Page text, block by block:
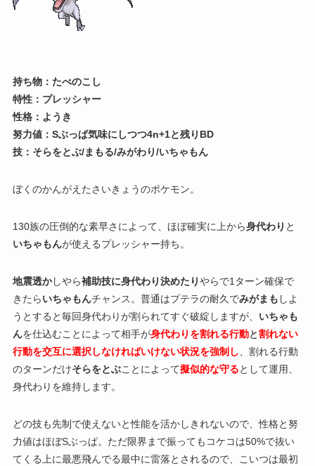
持ち物：たべのこし
特性：プレッシャー
性格：ようき
努力値：Sぶっぱ気味にしつつ4n+1と残りBD
技：そらをとぶ/まもる/みがわり/いちゃもん
ぼくのかんがえたさいきょうのポケモン。
130族の圧倒的な素早さによって、ほぼ確実に上から身代わり と
いちゃもんが使えるプレッシャー持ち。
地震透かしやら補助技に身代わり決めたりやらで1ターン確保で
きたらいちゃもんチャンス。普通はプテラの耐久でみがまも しよ
うとすると毎回身代わりが割られてすぐ破綻しますが、 いちゃも
んを仕込むことによって相手が身代わりを割れる行動と割れない
行動を交互に選択しなければいけない状況を強制し 、割れる行動
のターンだけそらをとぶことによって擬似的な守るとして運用、
身代わりを維持します。
どの技も先制で使えないと性能を活かしきれないので、性格と努
力値はほぼSぶっぱ。ただ限界まで振ってもコケコは50%で抜い
てくる上に最悪飛んでる最中に雷落とされるので、こいつは最初